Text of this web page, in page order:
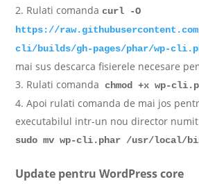
Rulati comandacurl -O
https://
cli/builds/gh-pages/phar/wp-
mai sus descarca fisierele necesare
Rulati comanda chmod +x wp-
Apoi rulati comanda de mai jos
executabilul intr-un nou director
sudo mv wp-cli.phar /usr/local/
Update pentru WordPress core